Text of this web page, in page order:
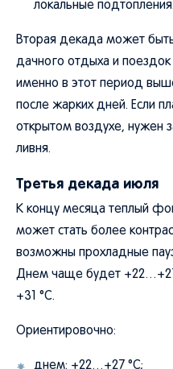
локальные подтопления.
Вторая декада может
дачного отдыха и
именно в этот период
после жарких дней. Если
открытом воздухе, нужен
ливня.
Третья декада июля
К концу месяца теплый
может стать более
возможны прохладные
Днем чаще будет
+31 °C.
Ориентировочно:
днем: +22…+27 °C;